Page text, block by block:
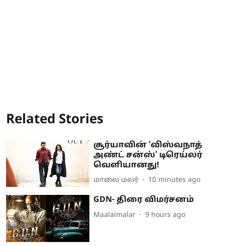
Related Stories
சூர்யாவின் ‘விஸ்வநாத்
அண்ட் சன்ஸ்’ டிரெய்லர்
வெளியானது!
மாலை மலர் 10 minutes ago
GDN- திரை விமர்சனம்
Maalaimalar 9 hours ago